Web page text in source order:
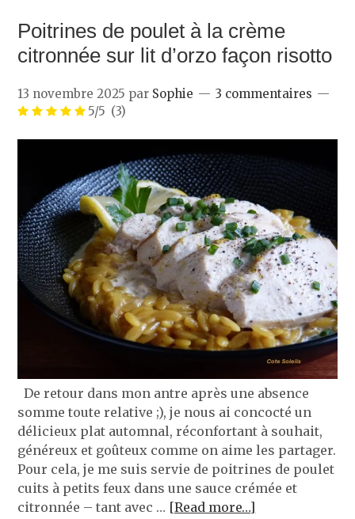
Poitrines de poulet à la crème
citronnée sur lit d’orzo façon risotto
13 novembre 2025 par Sophie
3 commentaires
5/5 (3)
De retour dans mon antre après une absence
somme toute relative ;), je nous ai concocté un
délicieux plat automnal, réconfortant à souhait,
généreux et goûteux comme on aime les partager.
Pour cela, je me suis servie de poitrines de poulet
cuits à petits feux dans une sauce crémée et
citronnée – tant avec … [Read more…]